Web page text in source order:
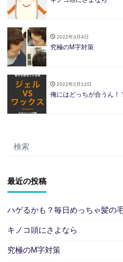
2022年3月4日
究極のM字対策
2022年2月12日
俺にはどっちが合うん！
最近の投稿
ハゲるかも？毎日めっちゃ髪の
キノコ頭にさよなら
究極のM字対策